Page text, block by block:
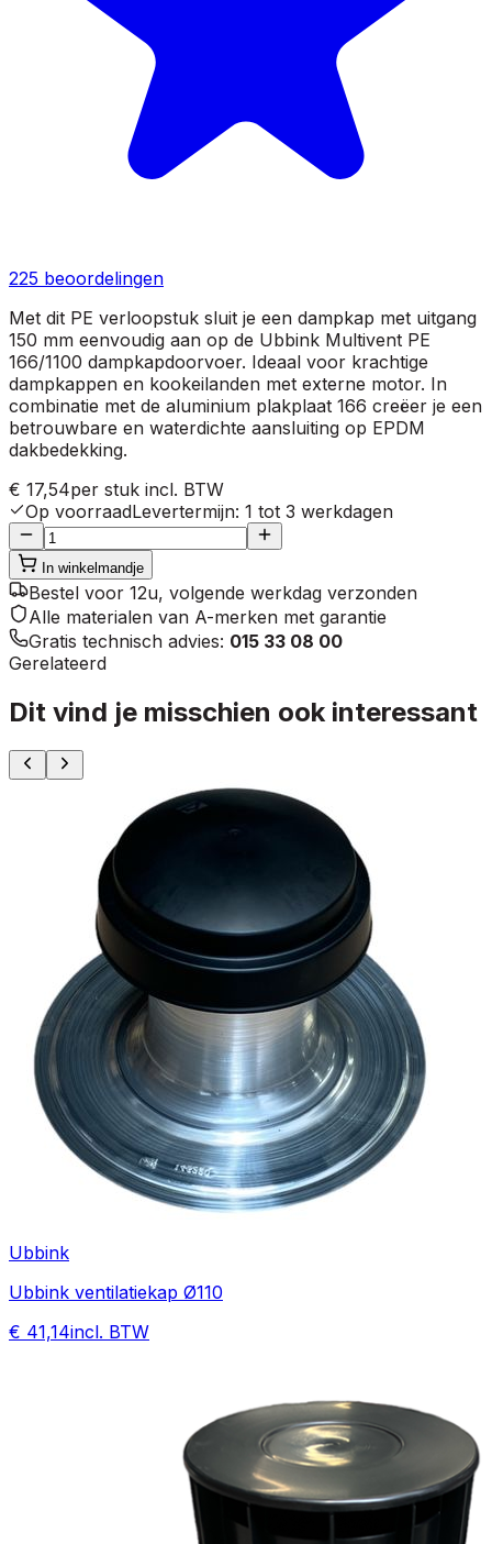
225 beoordelingen
Met dit PE verloopstuk sluit je een dampkap met uitgang
150 mm eenvoudig aan op de Ubbink Multivent PE
166/1100 dampkapdoorvoer. Ideaal voor krachtige
dampkappen en kookeilanden met externe motor. In
combinatie met de aluminium plakplaat 166 creëer je een
betrouwbare en waterdichte aansluiting op EPDM
dakbedekking.
€ 17,54per stuk incl. BTW
Op voorraadLevertermijn: 1 tot 3 werkdagen
In winkelmandje
Bestel voor 12u, volgende werkdag verzonden
Alle materialen van A-merken met garantie
Gratis technisch advies: 015 33 08 00
Gerelateerd
Dit vind je misschien ook interessant
Ubbink
Ubbink ventilatiekap Ø110
€ 41,14incl. BTW